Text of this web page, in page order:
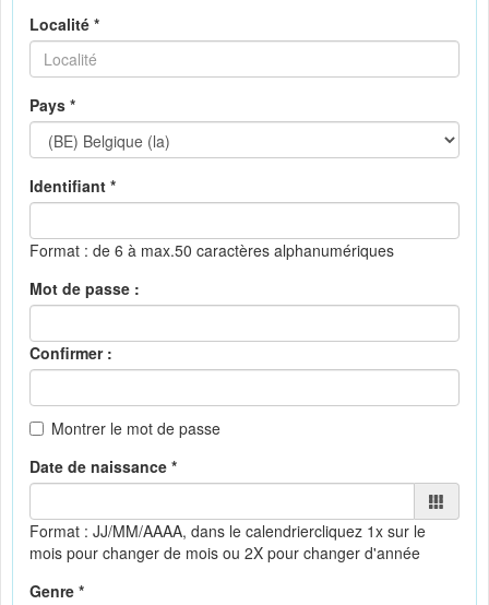
Localité *
Pays *
Identifiant *
Format : de 6 à max.50 caractères alphanumériques
Mot de passe :
Confirmer :
Montrer le mot de passe
Date de naissance *
Format : JJ/MM/AAAA, dans le calendriercliquez 1x sur le
mois pour changer de mois ou 2X pour changer d'année
Genre *